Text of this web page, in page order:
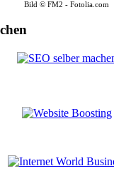
Bild © FM2 - Fotolia.com